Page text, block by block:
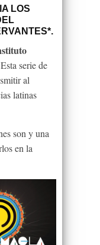
LOS
serie de
al
latinas
son y una
en la